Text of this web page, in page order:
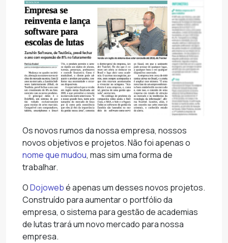
Os novos rumos da nossa empresa, nossos
novos objetivos e projetos. Não foi apenas o
nome que mudou, mas sim uma forma de
trabalhar.
ODojowebé apenas um desses novos projetos.
Construído para aumentar o portfólio da
empresa, o sistema para gestão de academias
de lutas trará um novo mercado para nossa
empresa.